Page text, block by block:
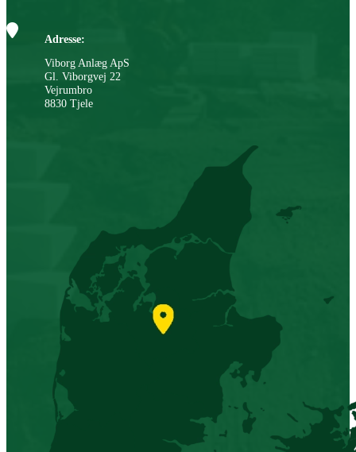
Adresse:
Viborg Anlæg ApS
Gl. Viborgvej 22
Vejrumbro
8830 Tjele